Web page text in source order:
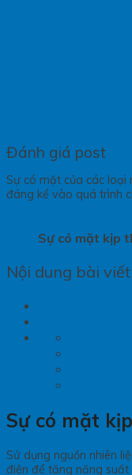
Đánh giá post
Sự có mặt của các loại
đáng kể vào quá trình
Sự có mặt kịp
Nội dung bài viết
Sự có mặt
Sử dụng nguồn nhiên
điện để tăng năng